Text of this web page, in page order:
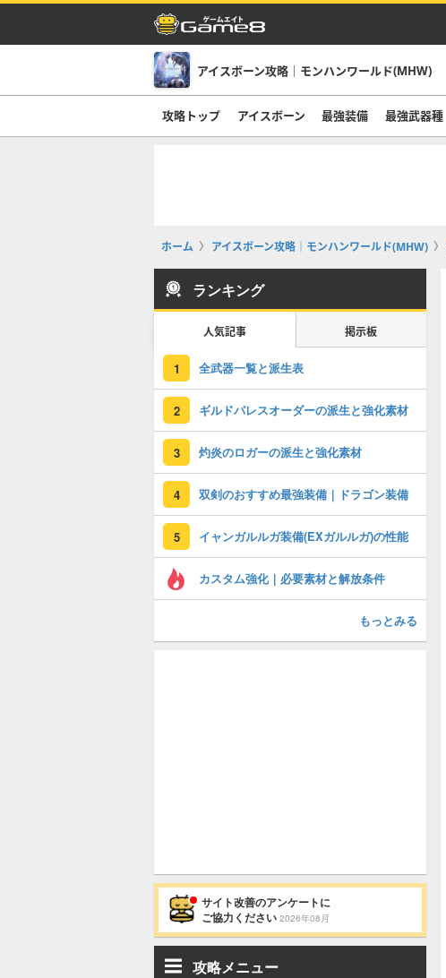
アイスボーン攻略｜モンハンワールド(MHW)
攻略トップ アイスボーン 最強装備 最強武器種
ホーム アイスボーン攻略｜モンハンワールド(MHW)
ランキング
人気記事 掲示板
1 全武器一覧と派生表
2 ギルドパレスオーダーの派生と強化素材
3 灼炎のロガーの派生と強化素材
4 双剣のおすすめ最強装備｜ドラゴン装備
5 イャンガルルガ装備(EXガルルガ)の性能
カスタム強化｜必要素材と解放条件
もっとみる
サイト改善のアンケートに
ご協力ください 2026年08月
攻略メニュー